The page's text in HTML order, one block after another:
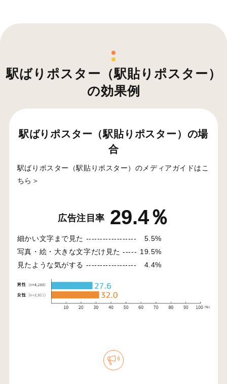
駅ばりポスター（駅貼りポスター）
の効果例
駅ばりポスター（駅貼りポスター）の場
合
駅ばりポスター（駅貼りポスター）のメディアガイドはこ
ちら＞
広告注目率 29.4％
細かい文字まで見た ------------------
5.5%
写真・絵・大きな文字だけ見た ----- 19.5%
見たような気がする ------------------
4.4%